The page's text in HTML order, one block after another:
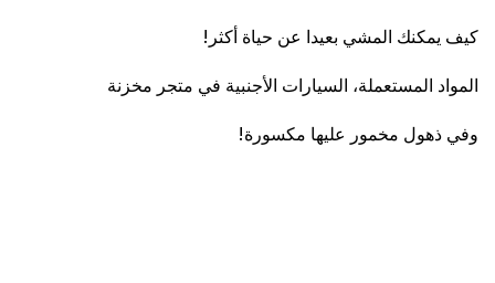
كيف يمكنك المشي بعيدا عن حياة أكثر!
المواد المستعملة، السيارات الأجنبية في متجر مخزنة
وفي ذهول مخمور عليها مكسورة!